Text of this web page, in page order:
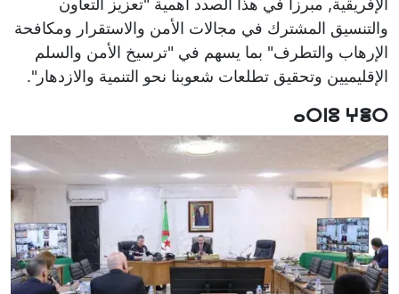
الإفريقية, مبرزا في هذا الصدد أهمية "تعزيز التعاون
والتنسيق المشترك في مجالات الأمن والاستقرار ومكافحة
الإرهاب والتطرف" بما يسهم في "ترسيخ الأمن والسلم
الإقليميين وتحقيق تطلعات شعوبنا نحو التنمية والازدهار".
ⴰⵔⵏⵓ ⵖⴻⵔ